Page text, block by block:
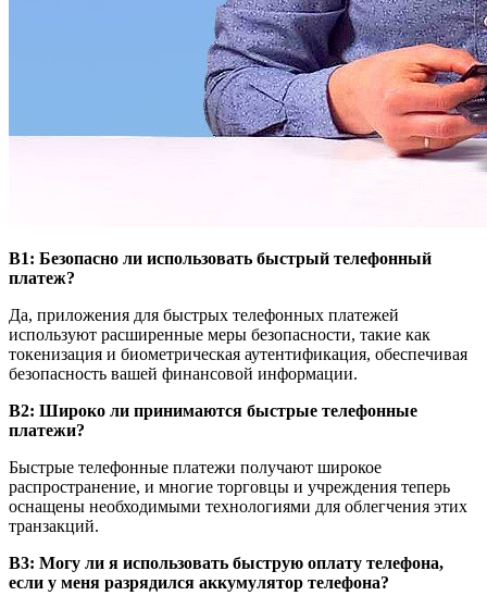
В1: Безопасно ли использовать быстрый телефонный
платеж?
Да, приложения для быстрых телефонных платежей
используют расширенные меры безопасности, такие как
токенизация и биометрическая аутентификация, обеспечивая
безопасность вашей финансовой информации.
В2: Широко ли принимаются быстрые телефонные
платежи?
Быстрые телефонные платежи получают широкое
распространение, и многие торговцы и учреждения теперь
оснащены необходимыми технологиями для облегчения этих
транзакций.
В3: Могу ли я использовать быструю оплату телефона,
если у меня разрядился аккумулятор телефона?